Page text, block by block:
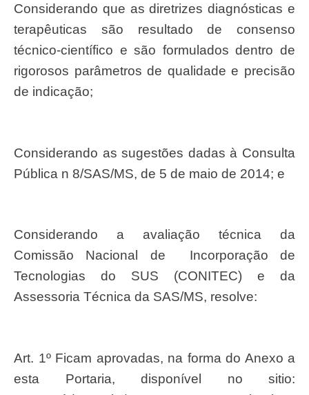
Considerando que as diretrizes diagnósticas e
terapêuticas são resultado de consenso
técnico-científico e são formulados dentro de
rigorosos parâmetros de qualidade e precisão
de indicação;
Considerando as sugestões dadas à Consulta
Pública n 8/SAS/MS, de 5 de maio de 2014; e
Considerando a avaliação técnica da
Comissão Nacional de Incorporação de
Tecnologias do SUS (CONITEC) e da
Assessoria Técnica da SAS/MS, resolve:
Art. 1º Ficam aprovadas, na forma do Anexo a
esta Portaria, disponível no sitio: